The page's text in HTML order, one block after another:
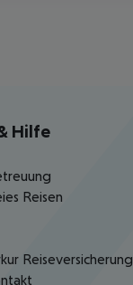
Hilfe
Reisen
Reiseversicherung